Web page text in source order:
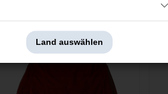
Land auswählen